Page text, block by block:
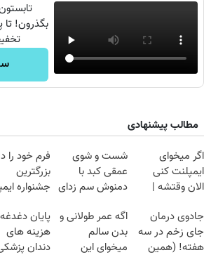
بگذرون!
مطالب پیشنهادی
اگر میخوای
ایمپلنت کنی
الان وقتشه |
میلیون تومان!!!
شست و شوی
عمقی کبد با
دمنوش سم زدای
فرم خود را
بزرگترین
جشنواره
فقط ۲۵ میلیون
جادوی درمان
جای زخم در سه
هفته! (همین
اگه عمر طولانی و
بدن سالم
میخوای این
پایان دغدغه
هزینه های
دندان